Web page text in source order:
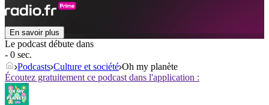
En savoir plus
Le podcast débute dans
- 0 sec.
Podcasts Culture et société Oh my planète
Écoutez gratuitement ce podcast dans l'application :